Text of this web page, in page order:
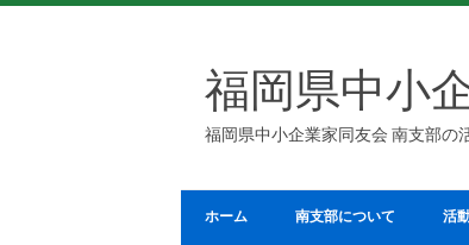
福岡県中小
福岡県中小企業家同友会 南支部の
ホーム 南支部について 活